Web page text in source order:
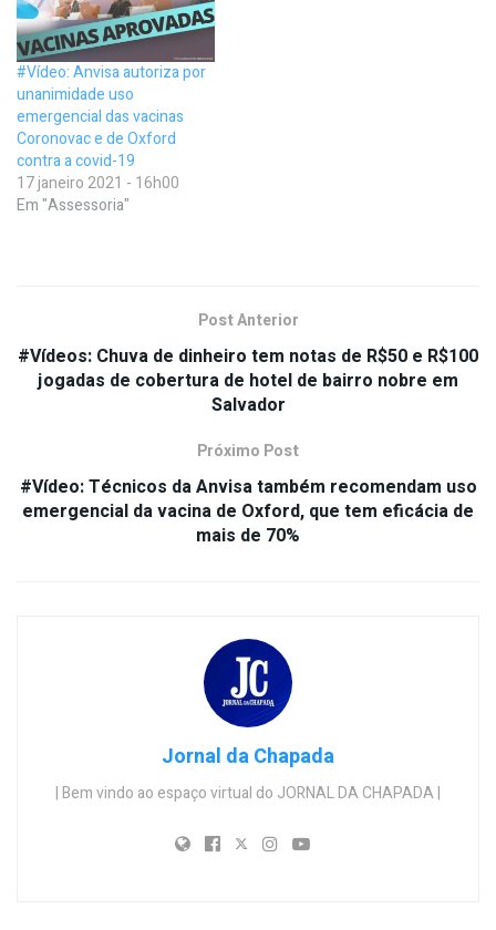
#Vídeo: Anvisa autoriza por
unanimidade uso
emergencial das vacinas
Coronovac e de Oxford
contra a covid-19
17 janeiro 2021 - 16h00
Em "Assessoria"
Post Anterior
#Vídeos: Chuva de dinheiro tem notas de R$50 e R$100
jogadas de cobertura de hotel de bairro nobre em
Salvador
Próximo Post
#Vídeo: Técnicos da Anvisa também recomendam uso
emergencial da vacina de Oxford, que tem eficácia de
mais de 70%
Jornal da Chapada
| Bem vindo ao espaço virtual do JORNAL DA CHAPADA |